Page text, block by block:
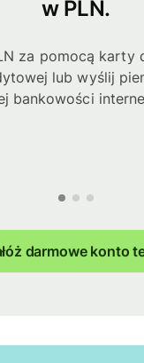
w PLN.
za pomocą karty
lub wyślij
bankowości
darmowe konto